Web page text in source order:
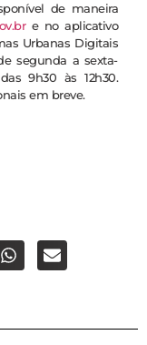
de maneira
e no aplicativo
Urbanas Digitais
segunda a sexta-
9h30 às 12h30.
em breve.